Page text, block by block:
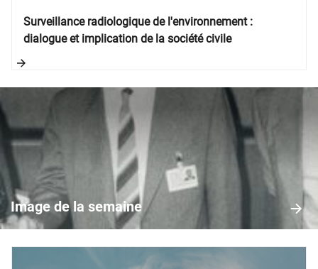
Image de la semaine
Image
de
semaine
Surveillance radiologique de l'environnement :
dialogue et implication de la société civile